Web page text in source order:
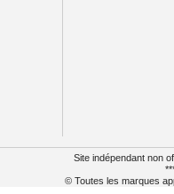
Site indépendant non
© Toutes les marques